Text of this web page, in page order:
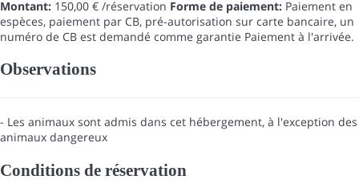
Montant: 150,00 € /réservation Forme de paiement: Paiement en
espèces, paiement par CB, pré-autorisation sur carte bancaire, un
numéro de CB est demandé comme garantie Paiement à l'arrivée.
Observations
- Les animaux sont admis dans cet hébergement, à l'exception des
animaux dangereux
Conditions de réservation